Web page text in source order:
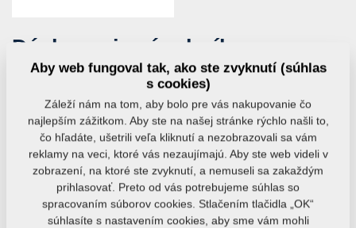
Dávkovacie zásobníky
Zásobníky hnojiva na agregáciu so strojmi na spracovanie
pôdy s aplikáciou hnojiva.
FALCON FH
Predný dávkovací
zásobník hnojiva alebo
FALCON HW
Zosilnený zásobníkový
voz s veľkým objemom
Aby web fungoval tak, ako ste zvyknutí (súhlas
s cookies)
Záleží nám na tom, aby bolo pre vás nakupovanie čo
najlepším zážitkom. Aby ste na našej stránke rýchlo našli to,
čo hľadáte, ušetrili veľa kliknutí a nezobrazovali sa vám
reklamy na veci, ktoré vás nezaujímajú. Aby ste web videli v
zobrazení, na ktoré ste zvyknutí, a nemuseli sa zakaždým
prihlasovať. Preto od vás potrebujeme súhlas so
spracovaním súborov cookies. Stlačením tlačidla „OK“
súhlasíte s nastavením cookies, aby sme vám mohli